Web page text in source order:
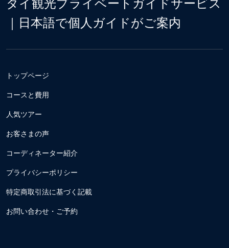
タイ観光プライベートガイドサービス
｜日本語で個人ガイドがご案内
トップページ
コースと費用
人気ツアー
お客さまの声
コーディネーター紹介
プライバシーポリシー
特定商取引法に基づく記載
お問い合わせ・ご予約